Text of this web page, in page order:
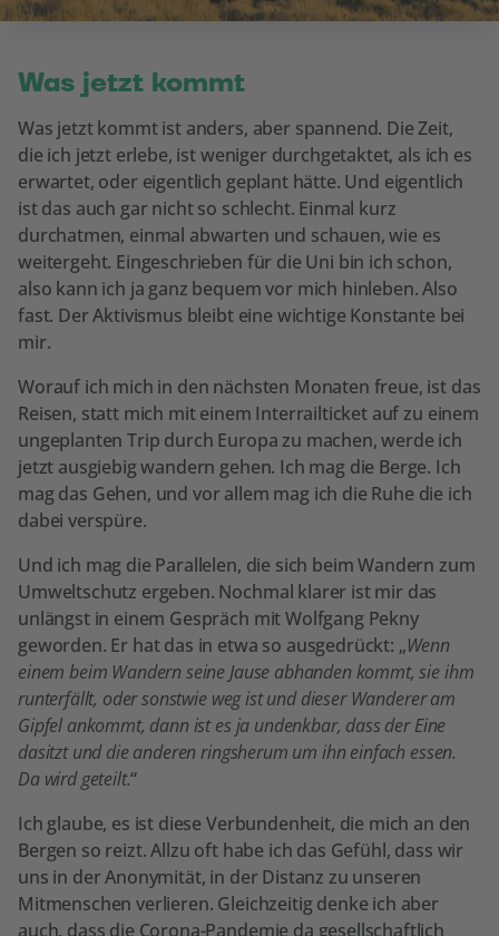
Was jetzt kommt
Was jetzt kommt ist anders, aber spannend. Die Zeit,
die ich jetzt erlebe, ist weniger durchgetaktet, als ich es
erwartet, oder eigentlich geplant hätte. Und eigentlich
ist das auch gar nicht so schlecht. Einmal kurz
durchatmen, einmal abwarten und schauen, wie es
weitergeht. Eingeschrieben für die Uni bin ich schon,
also kann ich ja ganz bequem vor mich hinleben. Also
fast. Der Aktivismus bleibt eine wichtige Konstante bei
mir.
Worauf ich mich in den nächsten Monaten freue, ist das
Reisen, statt mich mit einem Interrailticket auf zu einem
ungeplanten Trip durch Europa zu machen, werde ich
jetzt ausgiebig wandern gehen. Ich mag die Berge. Ich
mag das Gehen, und vor allem mag ich die Ruhe die ich
dabei verspüre.
Und ich mag die Parallelen, die sich beim Wandern zum
Umweltschutz ergeben. Nochmal klarer ist mir das
unlängst in einem Gespräch mit Wolfgang Pekny
geworden. Er hat das in etwa so ausgedrückt: „Wenn
einem beim Wandern seine Jause abhanden kommt, sie ihm
runterfällt, oder sonstwie weg ist und dieser Wanderer am
Gipfel ankommt, dann ist es ja undenkbar, dass der Eine
dasitzt und die anderen ringsherum um ihn einfach essen.
Da wird geteilt.“
Ich glaube, es ist diese Verbundenheit, die mich an den
Bergen so reizt. Allzu oft habe ich das Gefühl, dass wir
uns in der Anonymität, in der Distanz zu unseren
Mitmenschen verlieren. Gleichzeitig denke ich aber
auch, dass die Corona-Pandemie da gesellschaftlich